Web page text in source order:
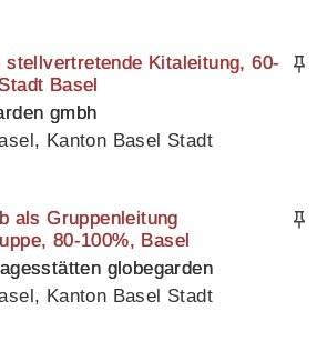
stellvertretende Kitaleitung, 60-
Basel
gmbh
Kanton Basel Stadt
als Gruppenleitung
80-100%, Basel
globegarden
Kanton Basel Stadt